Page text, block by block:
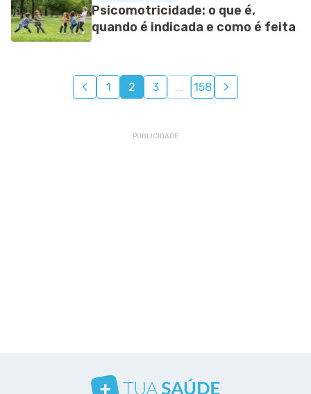
Psicomotricidade: o que é,
quando é indicada e como é feita
1 2 3 ... 158